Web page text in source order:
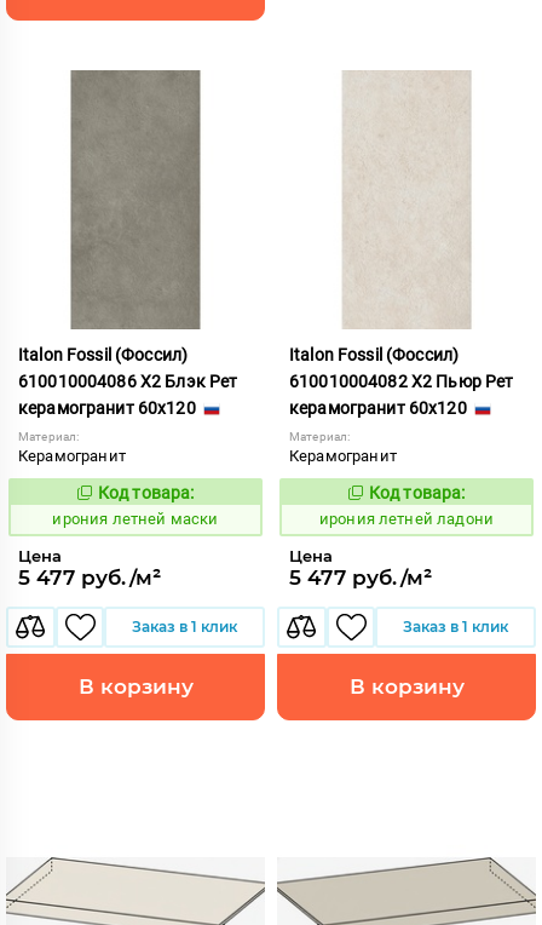
Italon Fossil (Фоссил)
610010004086 X2 Блэк Рет
керамогранит 60x120
Материал:
Керамогранит
1099672
Код товара:
ирония летней маски
Цена
5 477 руб./м²
Заказ в 1 клик
В корзину
Italon Fossil (Фоссил)
610010004082 X2 Пьюр Рет
керамогранит 60x120
Материал:
Керамогранит
1099667
Код товара:
ирония летней ладони
Цена
5 477 руб./м²
Заказ в 1 клик
В корзину